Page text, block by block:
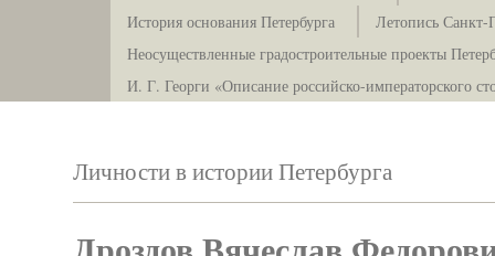
История основания Петербурга
Летопись Санкт-
Неосуществленные градостроительные проекты
И. Г. Георги «Описание российско-императорского
Личности в истории Петербурга